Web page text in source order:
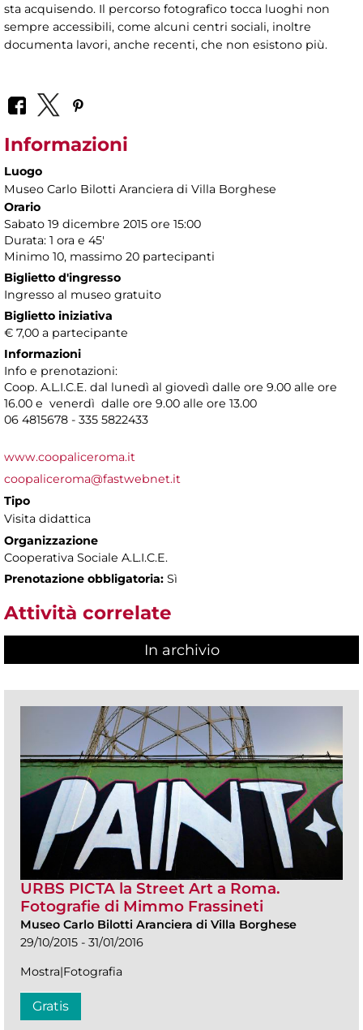
sta acquisendo. Il percorso fotografico tocca luoghi non
sempre accessibili, come alcuni centri sociali, inoltre
documenta lavori, anche recenti, che non esistono più.
Informazioni
Luogo
Museo Carlo Bilotti Aranciera di Villa Borghese
Orario
Sabato 19 dicembre 2015 ore 15:00
Durata: 1 ora e 45'
Minimo 10, massimo 20 partecipanti
Biglietto d'ingresso
Ingresso al museo gratuito
Biglietto iniziativa
€ 7,00 a partecipante
Informazioni
Info e prenotazioni:
Coop. A.L.I.C.E. dal lunedì al giovedì dalle ore 9.00 alle ore
16.00 e venerdì dalle ore 9.00 alle ore 13.00
06 4815678 - 335 5822433
www.coopaliceroma.it
coopaliceroma@fastwebnet.it
Tipo
Visita didattica
Organizzazione
Cooperativa Sociale A.L.I.C.E.
Prenotazione obbligatoria: Sì
Attività correlate
In archivio
URBS PICTA la Street Art a Roma.
Fotografie di Mimmo Frassineti
Museo Carlo Bilotti Aranciera di Villa Borghese
29/10/2015 - 31/01/2016
Mostra|Fotografia
Gratis